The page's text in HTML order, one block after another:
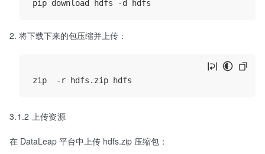
将下载下来的包压缩并上传：
3.1.2 上传资源
在 DataLeap 平台中上传 hdfs.zip 压缩包：